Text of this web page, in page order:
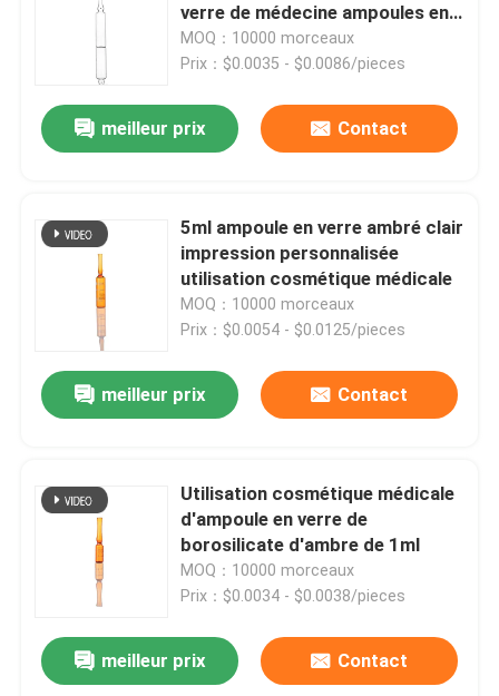
verre de médecine ampoules en
verre cosmétiques
MOQ：10000 morceaux
Prix：$0.0035 - $0.0086/pieces
meilleur prix Contact
5ml ampoule en verre ambré clair
impression personnalisée
utilisation cosmétique médicale
MOQ：10000 morceaux
Prix：$0.0054 - $0.0125/pieces
meilleur prix Contact
Utilisation cosmétique médicale
d'ampoule en verre de
borosilicate d'ambre de 1ml
MOQ：10000 morceaux
Prix：$0.0034 - $0.0038/pieces
meilleur prix Contact